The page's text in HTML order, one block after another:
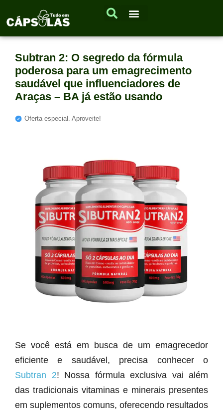
Subtran 2: O segredo da fórmula
poderosa para um emagrecimento
saudável que influenciadores de
Araças – BA já estão usando
Oferta especial. Aproveite!
Se você está em busca de um emagrecedor
eficiente e saudável, precisa conhecer o
Subtran 2! Nossa fórmula exclusiva vai além
das tradicionais vitaminas e minerais presentes
em suplementos comuns, oferecendo resultados